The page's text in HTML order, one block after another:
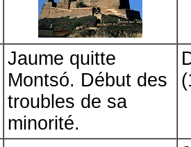
Jaume quitte
Montsó. Début des
troubles de sa
minorité.